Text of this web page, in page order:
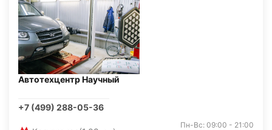
Автотехцентр Научный
+7 (499) 288-05-36
Пн-Вс: 09:00 - 21:00